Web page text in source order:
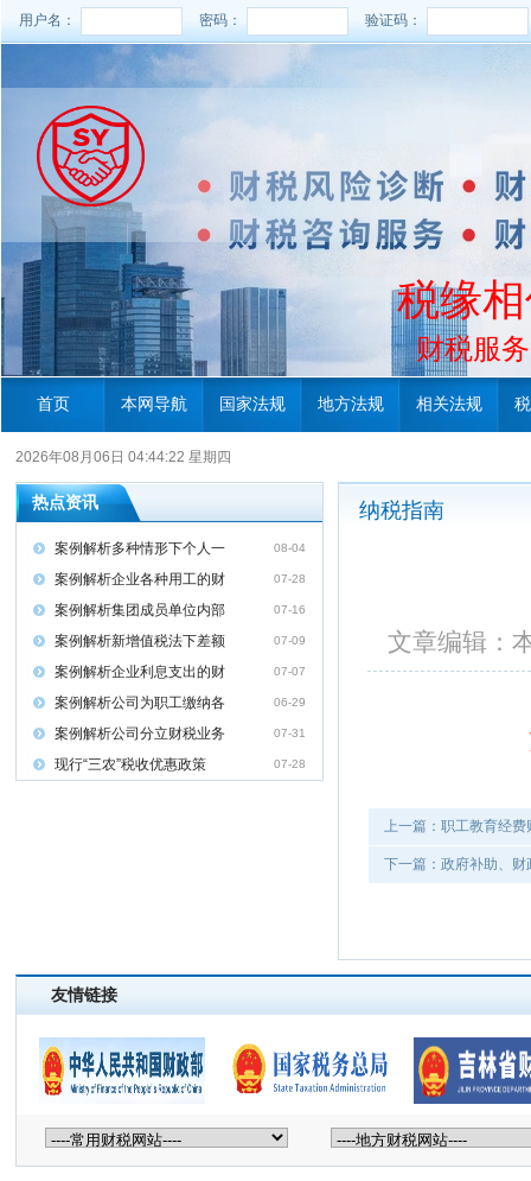
用户名： 密码： 验证码：
税缘
财税服
首页 本网导航 国家法规 地方法规 相关法规
2026年08月06日 04:44:22 星期四
热点资讯
案例解析多种情形下个人一 08-04
案例解析企业各种用工的财 07-28
案例解析集团成员单位内部 07-16
案例解析新增值税法下差额 07-09
案例解析企业利息支出的财 07-07
案例解析公司为职工缴纳各 06-29
案例解析公司分立财税业务 07-31
现行“三农”税收优惠政策 07-28
纳税指南
文章编辑
上一篇：职工教育经费
下一篇：政府补助、财
友情链接